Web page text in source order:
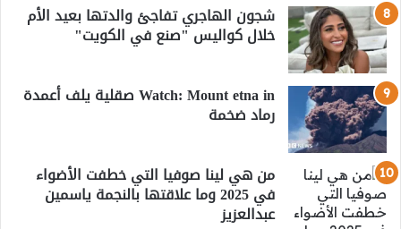
شجون الهاجري تفاجئ والدتها بعيد الأم
خلال كواليس "صنع في الكويت"
Watch: Mount etna in صقلية يلف أعمدة
رماد ضخمة
من هي لينا صوفيا التي خطفت الأضواء
في 2025 وما علاقتها بالنجمة ياسمين
عبدالعزيز